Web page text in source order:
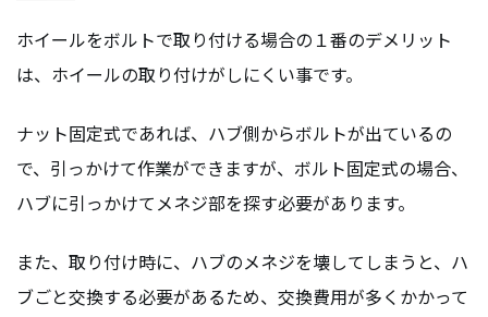
ホイールをボルトで取り付ける場合の１番のデメリット
は、ホイールの取り付けがしにくい事です。
ナット固定式であれば、ハブ側からボルトが出ているの
で、引っかけて作業ができますが、ボルト固定式の場合、
ハブに引っかけてメネジ部を探す必要があります。
また、取り付け時に、ハブのメネジを壊してしまうと、ハ
ブごと交換する必要があるため、交換費用が多くかかって